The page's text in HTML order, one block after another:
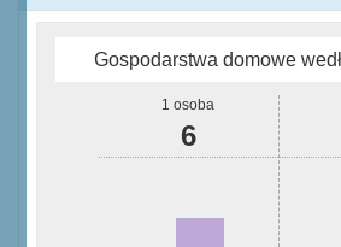
Gospodarstwa domowe
1 osoba
6